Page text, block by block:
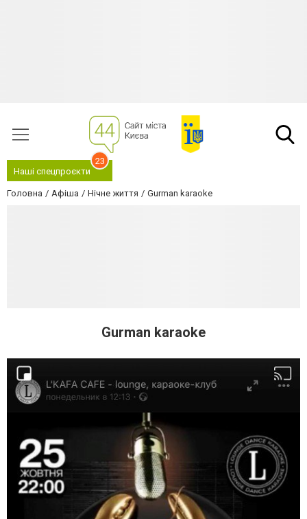
Наші спецпроєкти
23
Головна Афіша Нічне життя Gurman karaoke
Gurman karaoke